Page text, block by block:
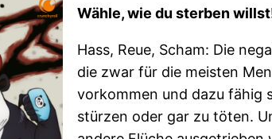
Wähle, wie du sterben
Hass, Reue, Scham: Die
die zwar für die meisten
vorkommen und dazu fähig
stürzen oder gar zu töten.